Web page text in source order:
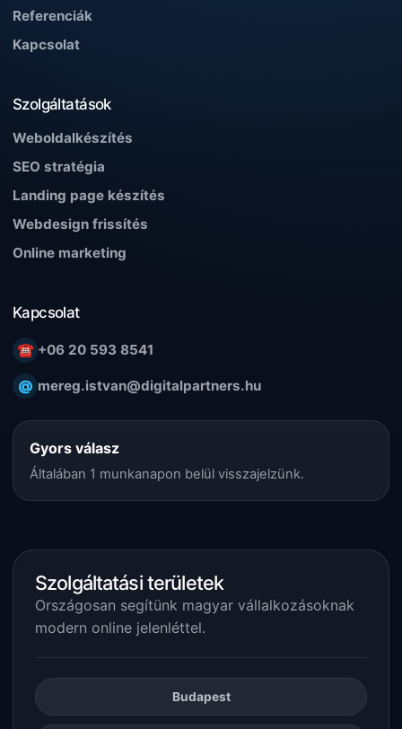
Referenciák
Kapcsolat
Szolgáltatások
Weboldalkészítés
SEO stratégia
Landing page készítés
Webdesign frissítés
Online marketing
Kapcsolat
☎ +06 20 593 8541
@ mereg.istvan@digitalpartners.hu
Gyors válasz
Általában 1 munkanapon belül visszajelzünk.
Szolgáltatási területek
Országosan segítünk magyar vállalkozásoknak
modern online jelenléttel.
Budapest